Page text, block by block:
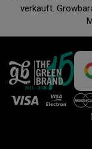
verkauft.